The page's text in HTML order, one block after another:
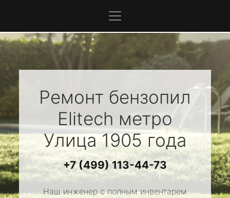
Ремонт бензопил
Elitech метро
Улица 1905 года
+7 (499) 113-44-73
Наш инженер с полным инвентарем